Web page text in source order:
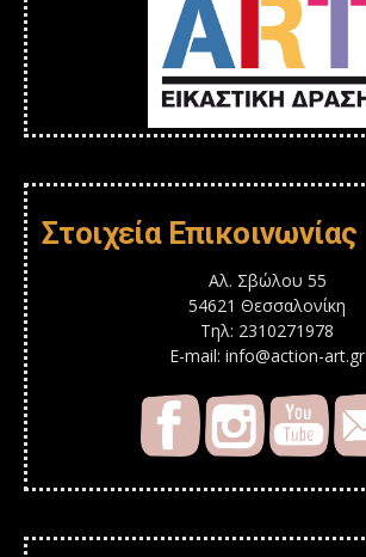
Στοιχεία Επικοινωνίας
Αλ. Σβώλου 55
54621 Θεσσαλονίκη
Τηλ: 2310271978
E-mail: info@action-art.gr